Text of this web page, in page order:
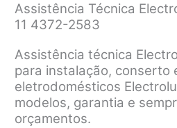
Assistência Técnica
11 4372-2583
Assistência técnica
para instalação, conserto
eletrodomésticos
modelos, garantia e
orçamentos.